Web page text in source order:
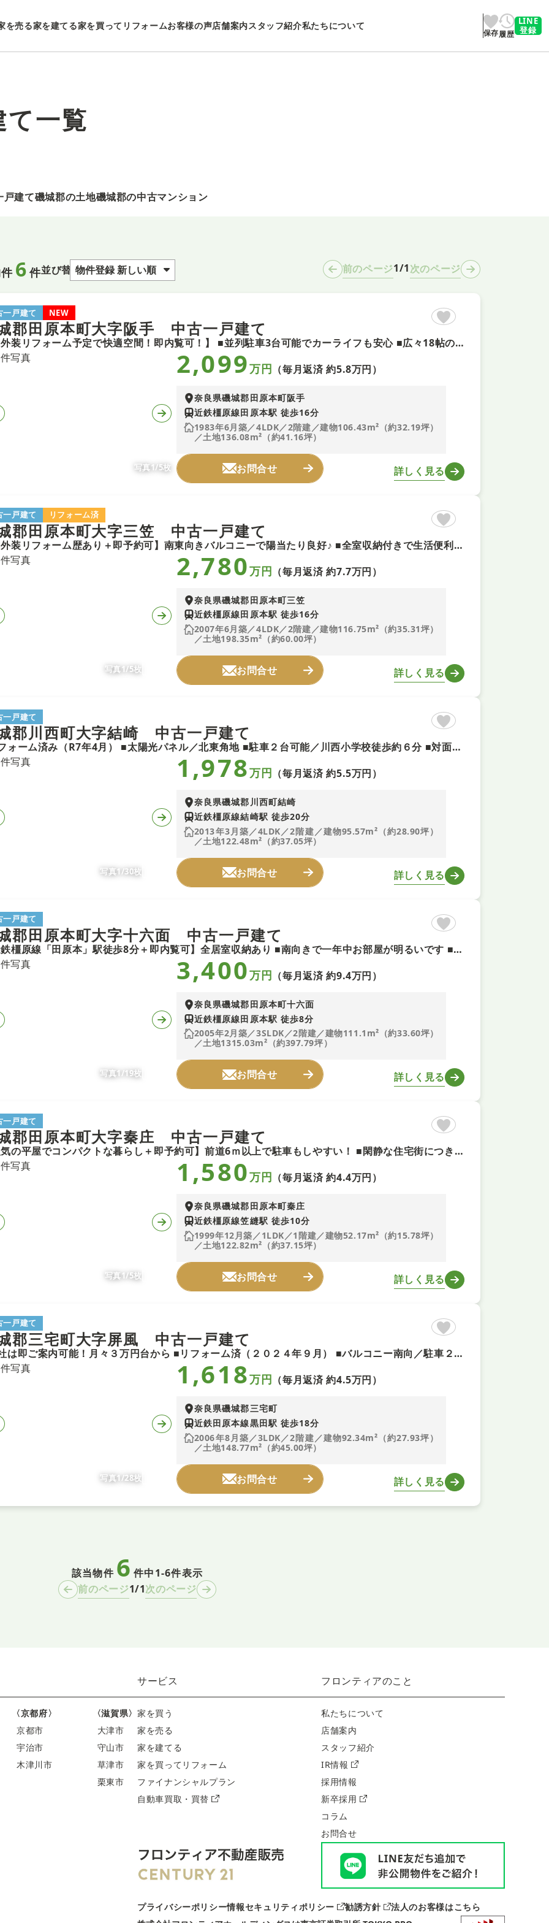
を売る家を建てる家を買ってリフォームお客様の声店舗案内スタッフ紹介私たちについて
保存履歴
LINE
登録
一覧
戸建て磯城郡の土地磯城郡の中古マンション
6 件並び替え 前のページ1/1次のページ
一戸建て NEW
郡田原本町大字阪手 中古一戸建て
【内外装リフォーム予定で快適空間！即内覧可！】 ■並列駐車3台可能でカーライフも安心 ■広々18帖のLDKと4LDKの間取り ■南向きベランダで陽当たり良好な住まい
写真1/5枚
2,099万円 （毎月返済 約5.8万円）
奈良県磯城郡田原本町阪手
近鉄橿原線田原本駅 徒歩16分
1983年6月築／4LDK／2階建／建物106.43m²（約32.19坪）
／土地136.08m²（約41.16坪）
お問合せ 詳しく見る
一戸建て リフォーム済
郡田原本町大字三笠 中古一戸建て
【内外装リフォーム歴あり＋即予約可】南東向きバルコニーで陽当たり良好♪ ■全室収納付きで生活便利！ ■対面キッチンなので小さなお子様がいても安心！ ■周辺環境充実！
写真1/5枚
2,780万円 （毎月返済 約7.7万円）
奈良県磯城郡田原本町三笠
近鉄橿原線田原本駅 徒歩16分
2007年6月築／4LDK／2階建／建物116.75m²（約35.31坪）
／土地198.35m²（約60.00坪）
お問合せ 詳しく見る
一戸建て
郡川西町大字結崎 中古一戸建て
■リフォーム済み（R7年4月） ■太陽光パネル／北東角地 ■駐車２台可能／川西小学校徒歩約６分 ■対面式キッチン／全室２面採光 ■本日ご内覧可能！ ■当日のご相談予約はお電話がスムーズ
写真1/30枚
1,978万円 （毎月返済 約5.5万円）
奈良県磯城郡川西町結崎
近鉄橿原線結崎駅 徒歩20分
2013年3月築／4LDK／2階建／建物95.57m²（約28.90坪）
／土地122.48m²（約37.05坪）
お問合せ 詳しく見る
一戸建て
郡田原本町大字十六面 中古一戸建て
【近鉄橿原線「田原本」駅徒歩8分＋即内覧可】全居室収納あり ■南向きで一年中お部屋が明るいです ■駐車場付で車でのお出かけが多い方にもお勧め ■水廻りに窓があり湿気がこもらずすぐに換気ができます
写真1/19枚
3,400万円 （毎月返済 約9.4万円）
奈良県磯城郡田原本町十六面
近鉄橿原線田原本駅 徒歩8分
2005年2月築／3SLDK／2階建／建物111.1m²（約33.60坪）
／土地1315.03m²（約397.79坪）
お問合せ 詳しく見る
一戸建て
郡田原本町大字秦庄 中古一戸建て
【人気の平屋でコンパクトな暮らし＋即予約可】前道6ｍ以上で駐車もしやすい！ ■閑静な住宅街につき周辺静かでゆったりとした生活 ■隣家との間隔も十分に確保されており、日差しが差し込みやすい環境です！
写真1/5枚
1,580万円 （毎月返済 約4.4万円）
奈良県磯城郡田原本町秦庄
近鉄橿原線笠縫駅 徒歩10分
1999年12月築／1LDK／1階建／建物52.17m²（約15.78坪）
／土地122.82m²（約37.15坪）
お問合せ 詳しく見る
一戸建て
郡三宅町大字屏風 中古一戸建て
■当社は即ご案内可能！月々３万円台から ■リフォーム済（２０２４年９月） ■バルコニー南向／駐車２台 ■各室収納 ■当日のご予約はお電話がスムーズ
写真1/28枚
1,618万円 （毎月返済 約4.5万円）
奈良県磯城郡三宅町
近鉄田原本線黒田駅 徒歩18分
2006年8月築／3LDK／2階建／建物92.34m²（約27.93坪）
／土地148.77m²（約45.00坪）
お問合せ 詳しく見る
該当物件 6 件中1-6件表示
前のページ1/1次のページ
〈京都府〉
京都市
宇治市
木津川市
〈滋賀県〉
大津市
守山市
草津市
栗東市
サービス
家を買う
家を売る
家を建てる
家を買ってリフォーム
ファイナンシャルプラン
自動車買取・買替
フロンティアのこと
私たちについて
店舗案内
スタッフ紹介
IR情報
採用情報
新卒採用
コラム
お問合せ
プライバシーポリシー情報セキュリティポリシー 勧誘方針
法人のお客様はこちら